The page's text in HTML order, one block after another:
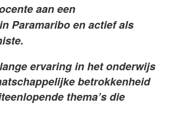
aan een
Paramaribo en actief als
ervaring in het onderwijs
betrokkenheid
thema’s die